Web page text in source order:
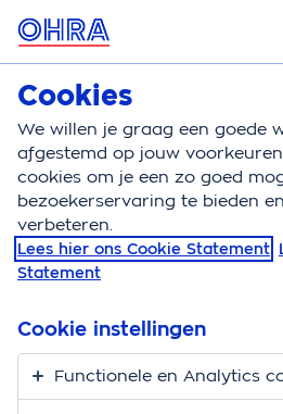
MENU
Hondenverzekering
Hondenverzekering
Niezen hond
Je ziet je hond waarschijnlijk
hondengedrag. Valt het je op
tijd vaker niest dan normaal en
vertellen we je alles wat je
Cookies
We willen je graag een goede
afgestemd op jouw
cookies om je een zo goed
bezoekerservaring te bieden
verbeteren.
Lees hier ons Cookie Statement
Statement
Cookie instellingen
Functionele en Analytics